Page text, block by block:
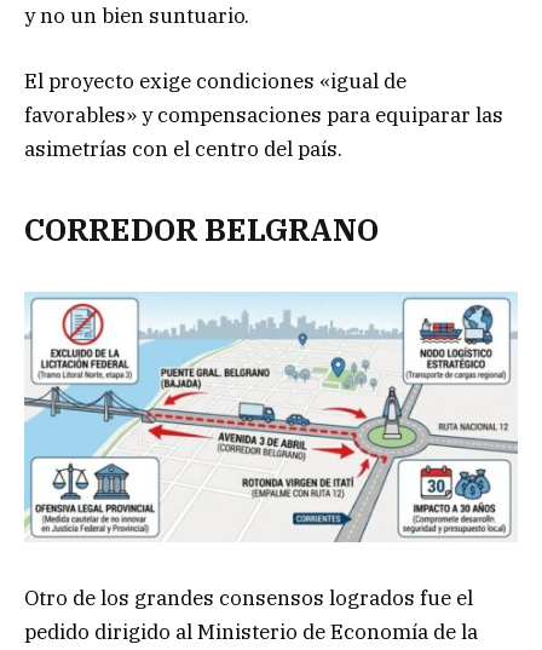
y no un bien suntuario.
El proyecto exige condiciones «igual de
favorables» y compensaciones para equiparar las
asimetrías con el centro del país.
CORREDOR BELGRANO
Otro de los grandes consensos logrados fue el
pedido dirigido al Ministerio de Economía de la